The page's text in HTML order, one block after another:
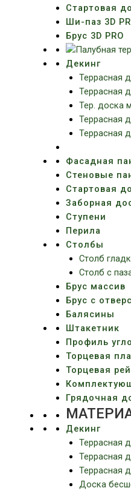
Стартовая
Ши-паз 3D
Брус 3D PRO
Декинг
Террасная
Террасная
Тер. доска
Террасная
Террасная
Фасадная
Стеновые
Стартовая
Заборная
Ступени
Перила
Столбы
Столб
Столб с
Брус массив
Брус с
Балясины
Штакетник
Профиль
Торцевая
Торцевая
Грядочная
Декинг
Террасная
Террасная
Террасная
Доска